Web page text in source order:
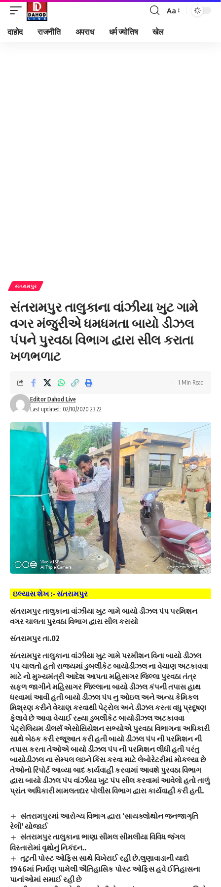
Font
Aa
दाहोद राजनीति अपराध धर्म ज्योतिष खेल
સંતરામપુર
સંતરામપુર તાલુકાના વાંઝીયા ખુટ ગામે
વગર મંજુરીએ ધમધમતા બાયો ડીઝલ
પંપને પુરવઠા વિભાગ દ્વારા સીલ કરાતા
ખળભળાટ
Last updated: 02/10/2020 23:22
Editor Dahod Live
1 Min Read
ઇલ્યાસ શેખ :- સંતરામપુર
સંતરામપુર તાલુકાના વાંઝીયા ખુટ ગામે બાયો ડીઝલ પંપ પરમિશન
વગર ચાલતા પુરવઠા વિભાગ દ્વારા સીલ કરાયો
સંતરામપુર તા.02
સંતરામપુર તાલુકાના વાંઝીયા ખુટ ગામે પરમીશન વિના બાયો ડીઝલ
પંપ ચાલતો હતો રાજ્યમાં ડુબલીકેટ બાયોડીઝલ ના વેચાણ અટકાવવા
માટે નો મુખ્યમંત્રી આદેશ આપતા મહિસાગર જિલ્લા પુરવઠા તંત્ર
સફળ જાગીને મહિસાગર જિલ્લાના બાયો ડીઝલ કંપની તપાસ હાથ
ધરવામાં આવી હતી બાયો ડીઝલ પંપ નુ ઓઇલ અને અન્ય કેમિકલ
મિશ્રણ કરીને વેચાણ કરવાથી પેટ્રોલ અને ડીઝલ કરતા વધુ પ્રદૂષણ
ફેલાવે છે આવા વેચાઈ રહ્યા ડુબલીકેટ બાયોડીઝલ અટકાવવા
પેટ્રોલિયમ ડીલર્સ એસોસિયેશન સભ્યોએ પુરવઠા વિભાગના અધિકારી
સાથે બેઠક કરી રજૂઆત કરી હતી બાયો ડીઝલ પંપ ની પરમિશન ની
તપાસ કરતા તેઓએ બાયો ડીઝલ પંપ ની પરમિશન લીધી હતી પરંતુ
બાયોડીઝલ ના સેમ્પલ લઇને કિસ કરવા માટે લેબોરેટરીમાં મોકલ્યા છે
તેઓનો રિપોર્ટ આવ્યા બાદ કાર્યવાહી કરવામાં આવશે પુરવઠા વિભાગ
દ્વારા બાયો ડીઝલ પંપ વાંઝીયા ખુટ પંપ સીલ કરવામાં આવેલો હતો તાળું
પ્રાંત અધિકારી મામલતદાર પોલીસ વિભાગ દ્વારા કાર્યવાહી કરી હતી.
સંતરામપુરમાં આરોગ્ય વિભાગ દ્વારા ‘સાયક્લોથોન જનજાગૃતિ
રેલી’ યોજાઈ
સંતરામપુર તાલુકાના ભાણા સીમલ સીમલીયા વિવિધ જંગલ
વિસ્તારોમાં વૃક્ષોનું નિકંદન..
તૂટતી પોસ્ટ ઓફિસ સાથે વિખેરાઈ રહી છે.લુણાવાડાની યાદો
1946માં નિર્માણ પામેલી ઐતિહાસિક પોસ્ટ ઓફિસ હવે ઈતિહાસના
પાનાંઓમાં સમાઈ રહી છે